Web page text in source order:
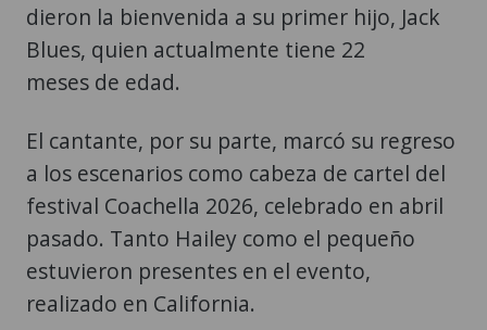
dieron la bienvenida a su primer hijo, Jack
Blues, quien actualmente tiene 22
meses de edad.
El cantante, por su parte, marcó su regreso
a los escenarios como cabeza de cartel del
festival Coachella 2026, celebrado en abril
pasado. Tanto Hailey como el pequeño
estuvieron presentes en el evento,
realizado en California.